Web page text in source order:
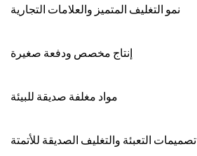
نمو التغليف المتميز والعلامات التجارية
إنتاج مخصص ودفعة صغيرة
مواد مغلفة صديقة للبيئة
تصميمات التعبئة والتغليف الصديقة للأتمتة